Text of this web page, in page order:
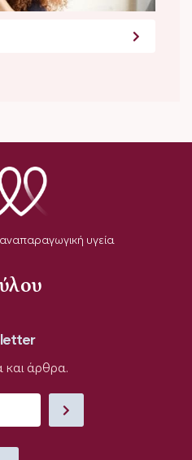
αναπαραγωγική υγεία
και άρθρα.